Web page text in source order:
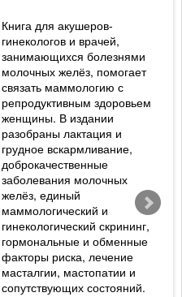
Книга для акушеров-
гинекологов и врачей,
занимающихся болезнями
молочных желёз, помогает
связать маммологию с
репродуктивным здоровьем
женщины. В издании
разобраны лактация и
грудное вскармливание,
доброкачественные
заболевания молочных
желёз, единый
маммологический и
гинекологический скрининг,
гормональные и обменные
факторы риска, лечение
масталгии, мастопатии и
сопутствующих состояний.